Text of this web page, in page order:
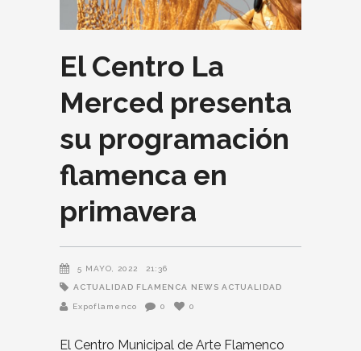
El Centro La
Merced presenta
su programación
flamenca en
primavera
5 MAYO, 2022 21:36
ACTUALIDAD FLAMENCA NEWS ACTUALIDAD
Expoflamenco 0 0
El Centro Municipal de Arte Flamenco